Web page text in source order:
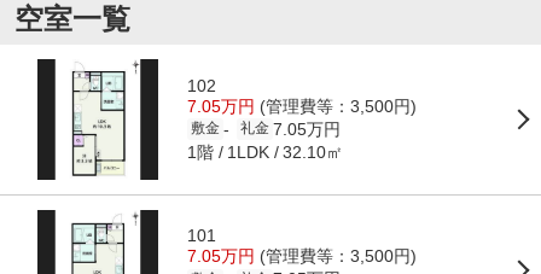
空室一覧
102
7.05万円 (管理費等：3,500円)
敷金 - 礼金 7.05万円
1階 1LDK 32.10㎡
101
7.05万円 (管理費等：3,500円)